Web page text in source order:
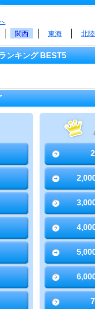
関西 東海 北
ンキング BEST5